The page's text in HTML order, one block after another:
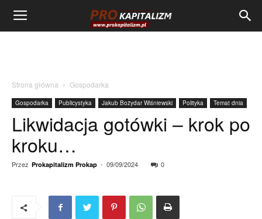
Strona główna Gospodarka
Gospodarka Publicystyka Jakub Bożydar Wiśniewski Polityka Temat dnia
Likwidacja gotówki – krok po
kroku…
Przez Prokapitalizm Prokap - 09/09/2024 0